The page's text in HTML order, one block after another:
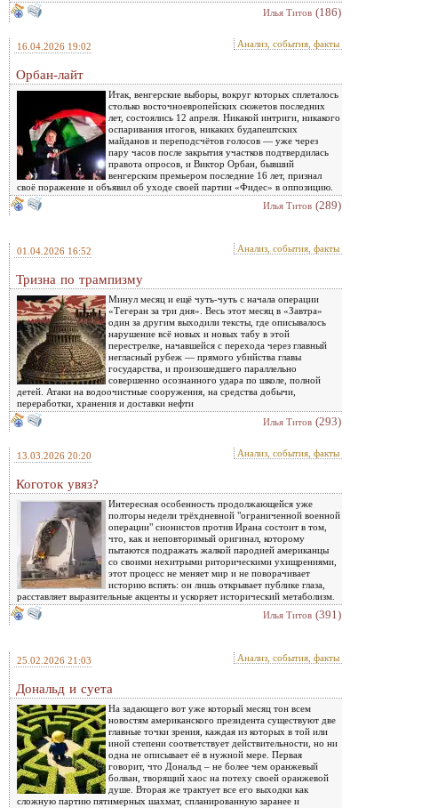
Илья Титов (186)
16.04.2026 19:02 Анализ, события, факты
Орбан-лайт
Итак, венгерские выборы, вокруг которых сплеталось
столько восточноевропейских сюжетов последних
лет, состоялись 12 апреля. Никакой интриги, никакого
оспаривания итогов, никаких будапештских
майданов и переподсчётов голосов — уже через
пару часов после закрытия участков подтвердилась
правота опросов, и Виктор Орбан, бывший
венгерским премьером последние 16 лет, признал
своё поражение и объявил об уходе своей партии «Фидес» в оппозицию.
Илья Титов (289)
01.04.2026 16:52 Анализ, события, факты
Тризна по трампизму
Минул месяц и ещё чуть-чуть с начала операции
«Тегеран за три дня». Весь этот месяц в «Завтра»
один за другим выходили тексты, где описывалось
нарушение всё новых и новых табу в этой
перестрелке, начавшейся с перехода через главный
негласный рубеж — прямого убийства главы
государства, и произошедшего параллельно
совершенно осознанного удара по школе, полной
детей. Атаки на водоочистные сооружения, на средства добычи,
переработки, хранения и доставки нефти
Илья Титов (293)
13.03.2026 20:20 Анализ, события, факты
Коготок увяз?
Интересная особенность продолжающейся уже
полторы недели трёхдневной "ограниченной военной
операции" сионистов против Ирана состоит в том,
что, как и неповторимый оригинал, которому
пытаются подражать жалкой пародией американцы
со своими нехитрыми риторическими ухищрениями,
этот процесс не меняет мир и не поворачивает
историю вспять: он лишь открывает публике глаза,
расставляет выразительные акценты и ускоряет исторический метаболизм.
Илья Титов (391)
25.02.2026 21:03 Анализ, события, факты
Дональд и суета
На задающего вот уже который месяц тон всем
новостям американского президента существуют две
главные точки зрения, каждая из которых в той или
иной степени соответствует действительности, но ни
одна не описывает её в нужной мере. Первая
говорит, что Дональд – не более чем оранжевый
болван, творящий хаос на потеху своей оранжевой
душе. Вторая же трактует все его выходки как
сложную партию пятимерных шахмат, спланированную заранее и